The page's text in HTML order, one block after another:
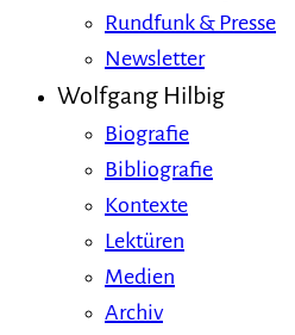
Rundfunk & Presse
Newsletter
Wolfgang Hilbig
Biografie
Bibliografie
Kontexte
Lektüren
Medien
Archiv